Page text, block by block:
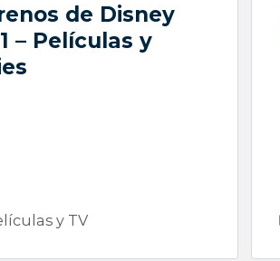
de Disney
– Películas y
y TV